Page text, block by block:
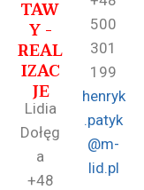
TAW
Y -
REAL
IZAC
JE
Lidia
Dołęg
a
+48
500
301
199
henryk
.patyk
@m-
lid.pl